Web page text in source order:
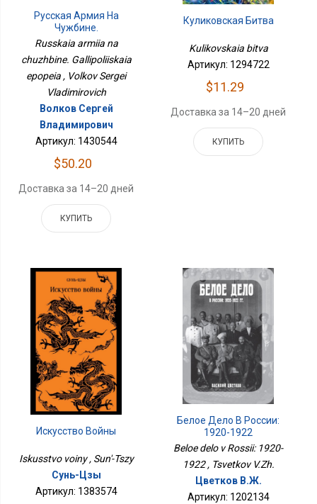
Русская Армия На
Чужбине.
Галлиполийская Эпопея
Russkaia armiia na
chuzhbine. Gallipoliiskaia
epopeia , Volkov Sergei
Vladimirovich
Волков Сергей
Владимирович
Артикул: 1430544
$50.20
Доставка за 14–20 дней
КУПИТЬ
Куликовская Битва
Kulikovskaia bitva
Артикул: 1294722
$11.29
Доставка за 14–20 дней
КУПИТЬ
Искусство Войны
Iskusstvo voiny , Sun'-Tszy
Сунь-Цзы
Артикул: 1383574
Белое Дело В России:
1920-1922
Beloe delo v Rossii: 1920-
1922 , Tsvetkov V.Zh.
Цветков В.Ж.
Артикул: 1202134